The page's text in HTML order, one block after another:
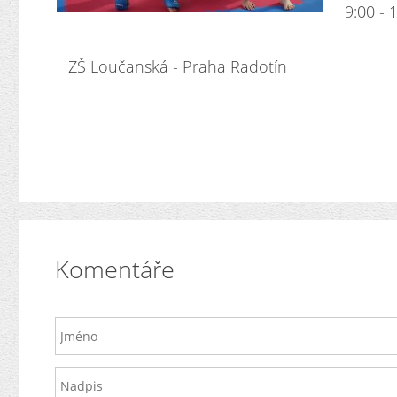
9:00 -
ZŠ Loučanská - Praha Radotín
Komentáře